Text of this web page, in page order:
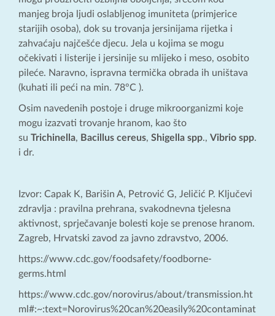
manjeg broja ljudi oslabljenog imuniteta (primjerice
starijih osoba), dok su trovanja jersinijama rijetka i
zahvaćaju najčešće djecu. Jela u kojima se mogu
očekivati i listerije i jersinije su mlijeko i meso, osobito
pileće. Naravno, ispravna termička obrada ih uništava
(kuhati ili peći na min. 78°C ).
Osim navedenih postoje i druge mikroorganizmi koje
mogu izazvati trovanje hranom, kao što
su Trichinella, Bacillus cereus, Shigella spp., Vibrio spp.
i dr.
Izvor: Capak K, Barišin A, Petrović G, Jeličić P. Ključevi
zdravlja : pravilna prehrana, svakodnevna tjelesna
aktivnost, sprječavanje bolesti koje se prenose hranom.
Zagreb, Hrvatski zavod za javno zdravstvo, 2006.
https://www.cdc.gov/foodsafety/foodborne-
germs.html
https://www.cdc.gov/norovirus/about/transmission.ht
ml#:~:text=Norovirus%20can%20easily%20contaminat